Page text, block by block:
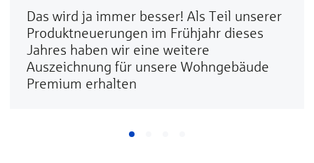
Das wird ja immer besser! Als Teil unserer
Produktneuerungen im Frühjahr dieses
Jahres haben wir eine weitere
Auszeichnung für unsere Wohngebäude
Premium erhalten